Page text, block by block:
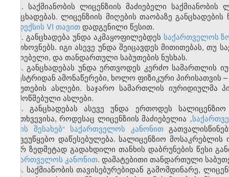
1. საქმიანობის ლიცენზიის მაძიებელი
განცხადებას. ლიცენზიის მიღების თაობაზე
კოდექსის VI თავითდადგენილი წესით.
2. განცხადება უნდა აკმაყოფილებდეს საქართველოს
მოთხოვნებს. იგი ასევე უნდა შეიცავდეს მითითებას,
მაძიებელი, და თანდართული საბუთების ნუსხას.
3. განცხადებას უნდა ერთვოდეს კერძო სამართლის
რეესტრიდან ამონაწერები, ხოლო ფიზიკური
საბუთების ასლები. საჯარო სამართლის იურიდიულმა
დამოწმებული ასლები.
4. განცხადებას ასევე უნდა ერთოდეს
შემთხვევისა, როდესაც ლიცენზიის მაძიებელია
წესის შესახებ“ საქართველოს კანონით
საქვეუწყებო დაწესებულება. სალიცენზიო
მიერ ზედმეტად გადახდილი თანხის დაბრუნების წესი
საქართველოს კანონით. დამატებითი თანდართული
5. საქმიანობის თავისებურებიდან გამომდინარე,